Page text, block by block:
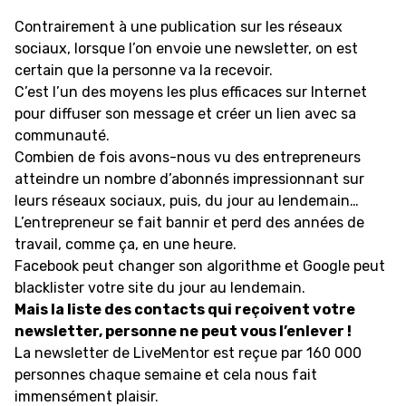
Contrairement à une publication sur les réseaux
sociaux, lorsque l’on envoie une newsletter, on est
certain que la personne va la recevoir.
C’est l’un des moyens les plus efficaces sur Internet
pour diffuser son message et créer un lien avec sa
communauté.
Combien de fois avons-nous vu des entrepreneurs
atteindre un nombre d’abonnés impressionnant sur
leurs réseaux sociaux, puis, du jour au lendemain…
L’entrepreneur se fait bannir et perd des années de
travail, comme ça, en une heure.
Facebook peut changer son algorithme et Google peut
blacklister votre site du jour au lendemain.
Mais la liste des contacts qui reçoivent votre
newsletter, personne ne peut vous l’enlever !
La newsletter de LiveMentor est reçue par 160 000
personnes chaque semaine et cela nous fait
immensément plaisir.